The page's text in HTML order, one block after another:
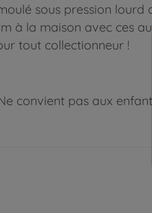
sous pression
à la maison avec ces
tout collectionneur !
convient pas aux